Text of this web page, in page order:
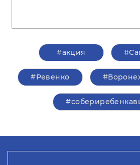
#акция
#Ревенко